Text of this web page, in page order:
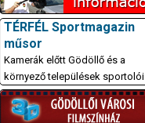
TÉRFÉL Sportmagazin
műsor
Kamerák előtt Gödöllő és a
környező települések sportolói